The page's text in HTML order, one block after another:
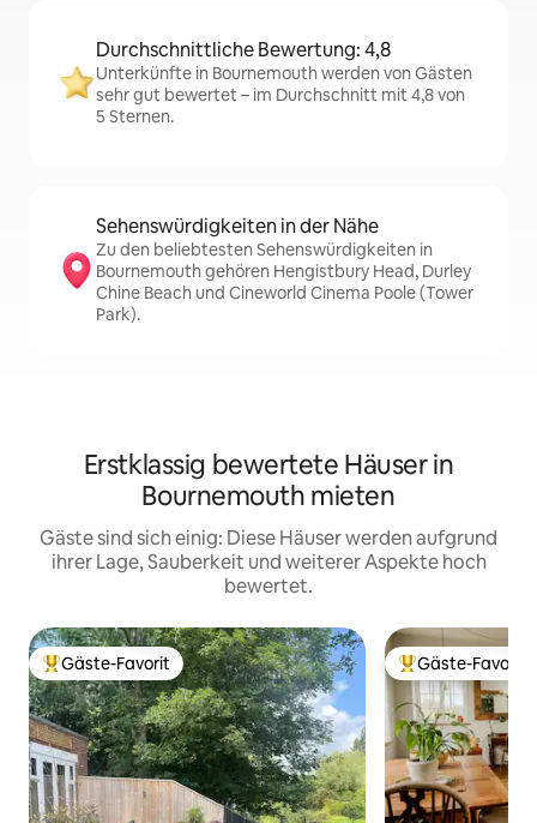
Durchschnittliche Bewertung: 4,8
Unterkünfte in Bournemouth werden von Gästen
sehr gut bewertet – im Durchschnitt mit 4,8 von
5 Sternen.
Sehenswürdigkeiten in der Nähe
Zu den beliebtesten Sehenswürdigkeiten in
Bournemouth gehören Hengistbury Head, Durley
Chine Beach und Cineworld Cinema Poole (Tower
Park).
Erstklassig bewertete Häuser in
Bournemouth mieten
Gäste sind sich einig: Diese Häuser werden aufgrund
ihrer Lage, Sauberkeit und weiterer Aspekte hoch
bewertet.
Beliebter Gäste-Favorit.
Gäste-Favorit Beliebter Gäste-
Gäste-Favorit